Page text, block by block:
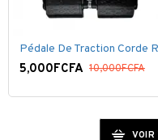
5,000FCFA 10,000FCFA
VOIR